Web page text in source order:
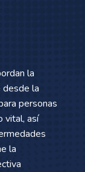
la
desde la
personas
vital, así
la